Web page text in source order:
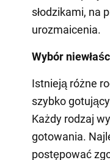
słodzikami, na
urozmaicenia.
Wybór
Istnieją różne
szybko
Każdy rodzaj
gotowania.
postępować